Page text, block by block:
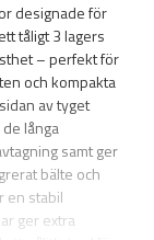
designade för
tåligt 3 lagers
– perfekt för
och kompakta
av tyget
långa
samt ger
bälte och
en stabil
ger extra